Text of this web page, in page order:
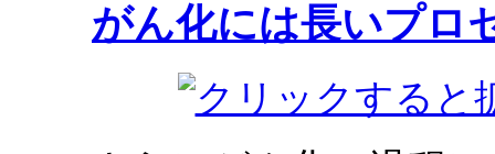
がん化には長いプロ